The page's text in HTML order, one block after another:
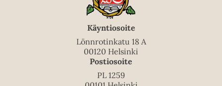
Käyntiosoite
Lönnrotinkatu 18 A
00120 Helsinki
Postiosoite
PL 1259